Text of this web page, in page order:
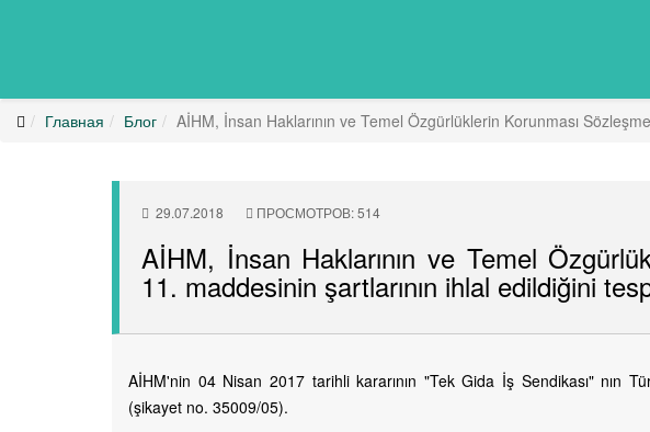
Главная Блог AİHM, İnsan Haklarının ve Temel Özgürlüklerin Korunması
29.07.2018 ПРОСМОТРОВ: 514
AİHM, İnsan Haklarının ve Temel
11. maddesinin şartlarının ihlal edildiğini
AİHM'nin 04 Nisan 2017 tarihli kararının "Tek Gida İş Sendikası" nın
(şikayet no. 35009/05).